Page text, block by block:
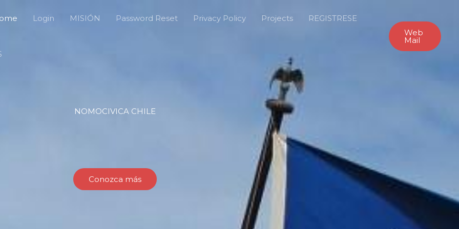
Login MISIÓN Password Reset Privacy Policy Projects REGISTRESE
Web
Mail
NOMOCIVICA CHILE
Conozca más